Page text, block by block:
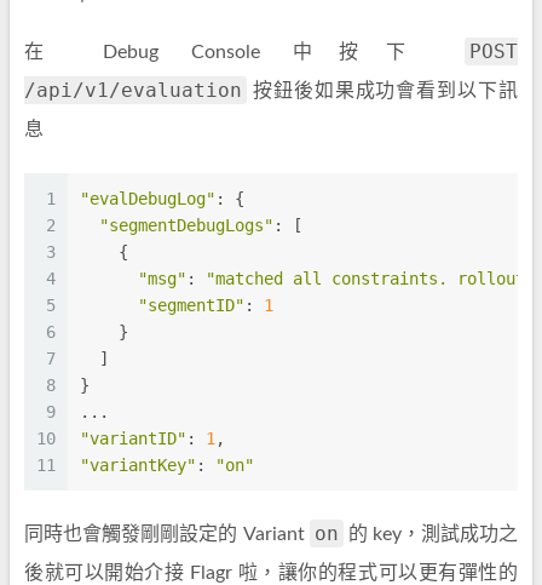
在 Debug Console 中按下
POST
/api/v1/evaluation
按鈕後如果成功會看到以下訊
息
1
2
3
4
5
6
7
8
9
10
11
"evalDebugLog" : {
"segmentDebugLogs" : [
    {
"msg" :
"matched all constraints. rollout
"segmentID" : 1
    }
  ]
}
...
"variantID" : 1 ,
"variantKey" : "on"
同時也會觸發剛剛設定的 Variant on
的 key，測試成功之
後就可以開始介接 Flagr 啦，讓你的程式可以更有彈性的